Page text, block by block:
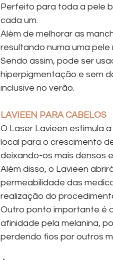
Perfeito para toda a pele
cada um.
Além de melhorar as
resultando numa uma
Sendo assim, pode ser
hiperpigmentação e sem
inclusive no verão.
LAVIEEN PARA CABELOS
O Laser Lavieen estimula
local para o crescimento
deixando-os mais densos
Além disso, o Lavieen
permeabilidade das
realização do
Outro ponto importante é
afinidade pela melanina,
perdendo fios por outros